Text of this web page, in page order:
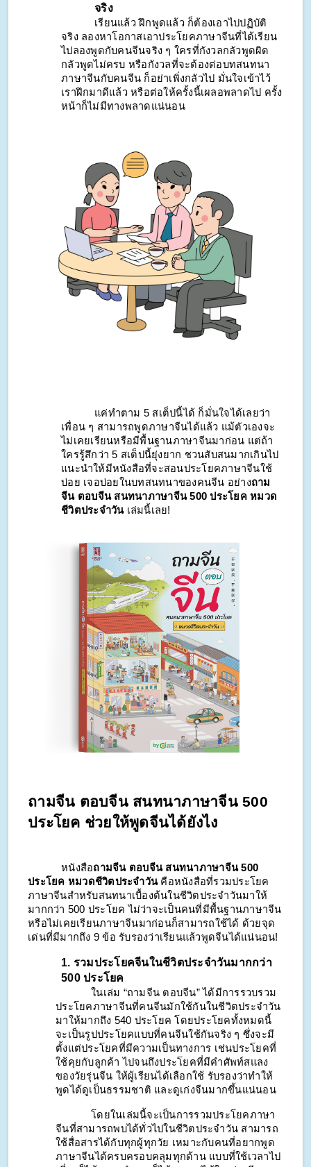
จริง
เรียนแล้ว ฝึกพูดแล้ว ก็ต้องเอาไปปฏิบัติ
จริง ลองหาโอกาสเอาประโยคภาษาจีนที่ได้เรียน
ไปลองพูดกับคนจีนจริง ๆ ใครที่กังวลกลัวพูดผิด
กลัวพูดไม่ครบ หรือกังวลที่จะต้องต่อบทสนทนา
ภาษาจีนกับคนจีน ก็อย่าเพิ่งกลัวไป มั่นใจเข้าไว้
เราฝึกมาดีแล้ว หรือต่อให้ครั้งนี้เผลอพลาดไป ครั้ง
หน้าก็ไม่มีทางพลาดแน่นอน
แค่ทำตาม 5 สเต็ปนี้ได้ ก็มั่นใจได้เลยว่า
เพื่อน ๆ สามารถพูดภาษาจีนได้แล้ว แม้ตัวเองจะ
ไม่เคยเรียนหรือมีพื้นฐานภาษาจีนมาก่อน แต่ถ้า
ใครรู้สึกว่า 5 สเต็ปนี้ยุ่งยาก ชวนสับสนมากเกินไป
แนะนำให้มีหนังสือที่จะสอนประโยคภาษาจีนใช้
บ่อย เจอบ่อยในบทสนทนาของคนจีน อย่างถาม
จีน ตอบจีน สนทนาภาษาจีน 500 ประโยค หมวด
ชีวิตประจำวัน เล่มนี้เลย!
ถามจีน ตอบจีน สนทนาภาษาจีน 500
ประโยค ช่วยให้พูดจีนได้ยังไง
หนังสือถามจีน ตอบจีน สนทนาภาษาจีน 500
ประโยค หมวดชีวิตประจำวัน คือหนังสือที่รวมประโยค
ภาษาจีนสำหรับสนทนาเบื้องต้นในชีวิตประจำวันมาให้
มากกว่า 500 ประโยค ไม่ว่าจะเป็นคนที่มีพื้นฐานภาษาจีน
หรือไม่เคยเรียนภาษาจีนมาก่อนก็สามารถใช้ได้ ด้วยจุด
เด่นที่มีมากถึง 9 ข้อ รับรองว่าเรียนแล้วพูดจีนได้แน่นอน!
1. รวมประโยคจีนในชีวิตประจำวันมากกว่า
500 ประโยค
ในเล่ม “ถามจีน ตอบจีน” ได้มีการรวบรวม
ประโยคภาษาจีนที่คนจีนมักใช้กันในชีวิตประจำวัน
มาให้มากถึง 540 ประโยค โดยประโยคทั้งหมดนี้
จะเป็นรูปประโยคแบบที่คนจีนใช้กันจริง ๆ ซึ่งจะมี
ตั้งแต่ประโยคที่มีความเป็นทางการ เช่นประโยคที่
ใช้คุยกับลูกค้า ไปจนถึงประโยคที่มีคำศัพท์สแลง
ของวัยรุ่นจีน ให้ผู้เรียนได้เลือกใช้ รับรองว่าทำให้
พูดได้ดูเป็นธรรมชาติ และดูเก่งจีนมากขึ้นแน่นอน
โดยในเล่มนี้จะเป็นการรวมประโยคภาษา
จีนที่สามารถพบได้ทั่วไปในชีวิตประจำวัน สามารถ
ใช้สื่อสารได้กับทุกผู้ทุกวัย เหมาะกับคนที่อยากพูด
ภาษาจีนได้ครบครอบคลุมทุกด้าน แบบที่ใช้เวลาไป